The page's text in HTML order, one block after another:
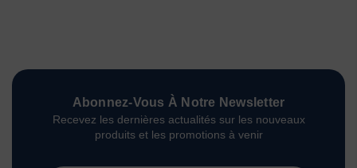
Abonnez-Vous À Notre Newsletter
Recevez les dernières actualités sur les nouveaux
produits et les promotions à venir